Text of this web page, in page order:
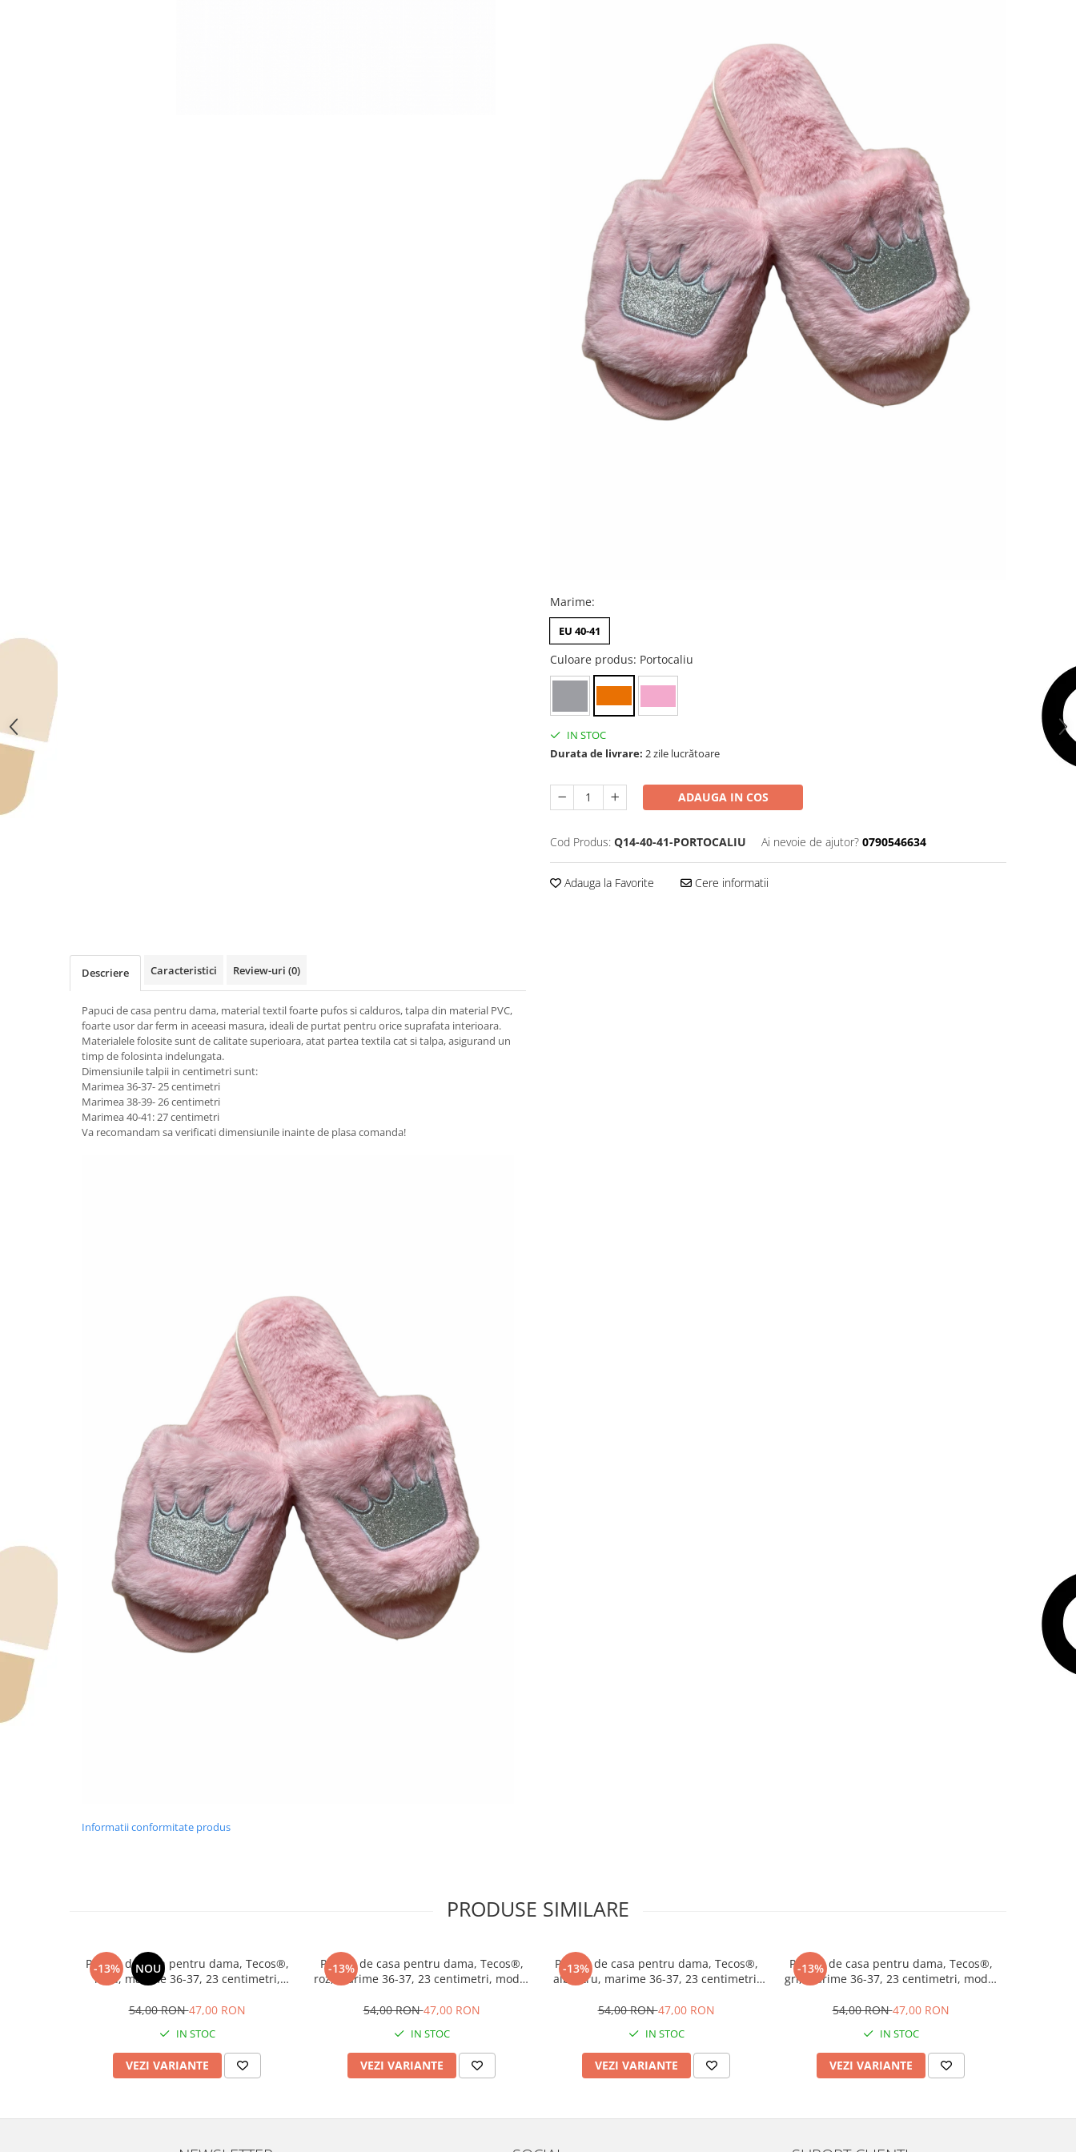
Marime:
EU 40-41
Culoare produs: Portocaliu
IN STOC
Durata de livrare: 2 zile lucrătoare
ADAUGA IN COS
Cod Produs: Q14-40-41-PORTOCALIU Ai nevoie de ajutor? 0790546634
Adauga la Favorite Cere informatii
Descriere Caracteristici Review-uri (0)
Papuci de casa pentru dama, material textil foarte pufos si calduros, talpa din material PVC,
foarte usor dar ferm in aceeasi masura, ideali de purtat pentru orice suprafata interioara.
Materialele folosite sunt de calitate superioara, atat partea textila cat si talpa, asigurand un
timp de folosinta indelungata.
Dimensiunile talpii in centimetri sunt:
Marimea 36-37- 25 centimetri
Marimea 38-39- 26 centimetri
Marimea 40-41: 27 centimetri
Va recomandam sa verificati dimensiunile inainte de plasa comanda!
Informatii conformitate produs
PRODUSE SIMILARE
-13% NOU
Papuci de casa pentru dama, Tecos®,
roșu, mărime 36-37, 23 centimetri,
comoda și respirabilă
54,00 RON47,00 RON
IN STOC
VEZI VARIANTE
-13%
Papuci de casa pentru dama, Tecos®,
roz, mărime 36-37, 23 centimetri, model
respirabilă
54,00 RON47,00 RON
IN STOC
VEZI VARIANTE
-13%
Papuci de casa pentru dama, Tecos®,
albastru, marime 36-37, 23 centimetri,
comoda si respirabila
54,00 RON47,00 RON
IN STOC
VEZI VARIANTE
-13%
Papuci de casa pentru dama, Tecos®,
gri, mărime 36-37, 23 centimetri, model
respirabilă
54,00 RON47,00 RON
IN STOC
VEZI VARIANTE